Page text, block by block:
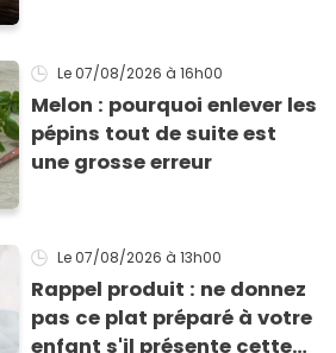
Le 07/08/2026 à 16h00
Melon : pourquoi enlever les
pépins tout de suite est
une grosse erreur
Le 07/08/2026 à 13h00
Rappel produit : ne donnez
pas ce plat préparé à votre
enfant s'il présente cette